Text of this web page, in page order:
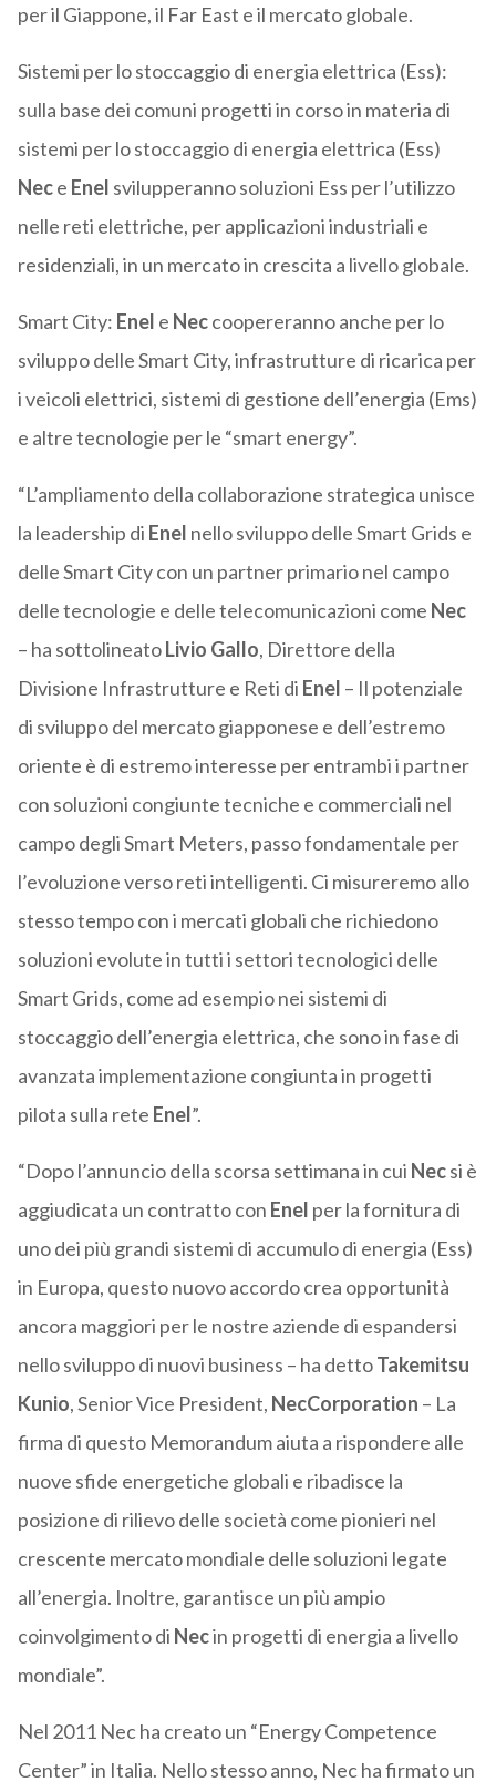
per il Giappone, il Far East e il mercato globale.
Sistemi per lo stoccaggio di energia elettrica (Ess):
sulla base dei comuni progetti in corso in materia di
sistemi per lo stoccaggio di energia elettrica (Ess)
Nece Enel svilupperanno soluzioni Ess per l’utilizzo
nelle reti elettriche, per applicazioni industriali e
residenziali, in un mercato in crescita a livello globale.
Smart City: Enel e Neccoopereranno anche per lo
sviluppo delle Smart City, infrastrutture di ricarica per
i veicoli elettrici, sistemi di gestione dell’energia (Ems)
e altre tecnologie per le “smart energy”.
“L’ampliamento della collaborazione strategica unisce
la leadership di Enel nello sviluppo delle Smart Grids e
delle Smart City con un partner primario nel campo
delle tecnologie e delle telecomunicazioni come Nec
– ha sottolineatoLivio Gallo, Direttore della
Divisione Infrastrutture e Reti di Enel – Il potenziale
di sviluppo del mercato giapponese e dell’estremo
oriente è di estremo interesse per entrambi i partner
con soluzioni congiunte tecniche e commerciali nel
campo degli Smart Meters, passo fondamentale per
l’evoluzione verso reti intelligenti. Ci misureremo allo
stesso tempo con i mercati globali che richiedono
soluzioni evolute in tutti i settori tecnologici delle
Smart Grids, come ad esempio nei sistemi di
stoccaggio dell’energia elettrica, che sono in fase di
avanzata implementazione congiunta in progetti
pilota sulla rete Enel”.
“Dopo l’annuncio della scorsa settimana in cui Necsi è
aggiudicata un contratto con Enel per la fornitura di
uno dei più grandi sistemi di accumulo di energia (Ess)
in Europa, questo nuovo accordo crea opportunità
ancora maggiori per le nostre aziende di espandersi
nello sviluppo di nuovi business – ha dettoTakemitsu
Kunio, Senior Vice President, NecCorporation – La
firma di questo Memorandum aiuta a rispondere alle
nuove sfide energetiche globali e ribadisce la
posizione di rilievo delle società come pionieri nel
crescente mercato mondiale delle soluzioni legate
all’energia. Inoltre, garantisce un più ampio
coinvolgimento di Necin progetti di energia a livello
mondiale”.
Nel 2011 Nec ha creato un “Energy Competence
Center” in Italia. Nello stesso anno, Nec ha firmato un